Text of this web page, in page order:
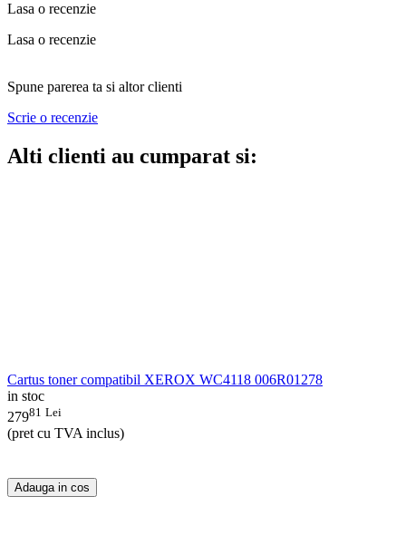
Lasa o recenzie
Lasa o recenzie
Spune parerea ta si altor clienti
Scrie o recenzie
Alti clienti au cumparat si:
Cartus toner compatibil XEROX WC4118 006R01278
in stoc
27981 Lei
(pret cu TVA inclus)
Adauga in cos